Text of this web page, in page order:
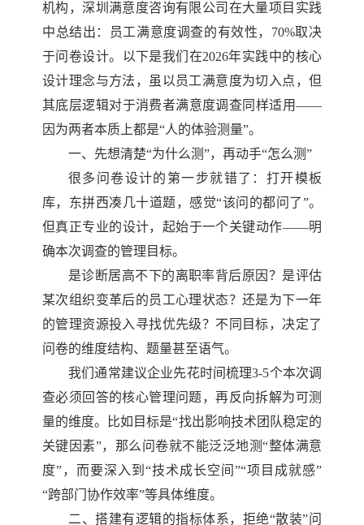
机构，深圳满意度咨询有限公司在大量项目实践
中总结出：员工满意度调查的有效性， 70%取决
于问卷设计。以下是我们在2026年实践中的核心
设计理念与方法，虽以员工满意度为切入点，但
其底层逻辑对于消费者满意度调查同样适用——
因为两者本质上都是“人的体验测量”。
一、先想清楚“为什么测”，再动手“怎么测”
很多问卷设计的第一步就错了：打开模板
库，东拼西凑几十道题，感觉“该问的都问了”。
但真正专业的设计，起始于一个关键动作——明
确本次调查的管理目标。
是诊断居高不下的离职率背后原因？是评估
某次组织变革后的员工心理状态？还是为下一年
的管理资源投入寻找优先级？不同目标，决定了
问卷的维度结构、题量甚至语气。
我们通常建议企业先花时间梳理3-5个本次调
查必须回答的核心管理问题，再反向拆解为可测
量的维度。比如目标是“找出影响技术团队稳定的
关键因素”，那么问卷就不能泛泛地测“整体满意
度”，而要深入到“技术成长空间”“项目成就感”
“跨部门协作效率”等具体维度。
二、搭建有逻辑的指标体系，拒绝“散装”问